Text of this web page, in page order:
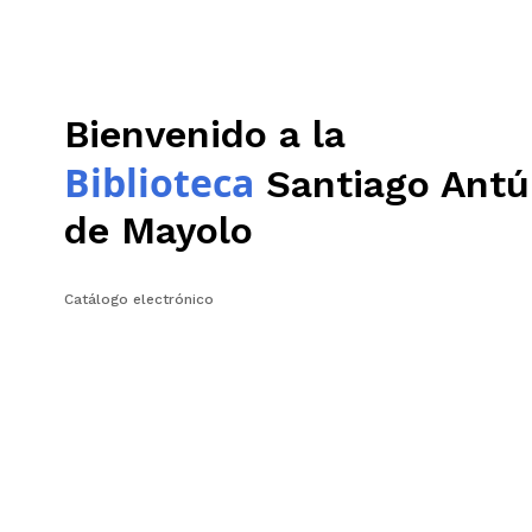
Bienvenido a la
Biblioteca Santiago
de Mayolo
Catálogo electrónico